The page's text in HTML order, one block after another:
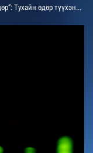
тэмдэглэгдсэн үйл явдал болон тэр өдөр мэндэлсэн алдартай хүмүүсийн тухай